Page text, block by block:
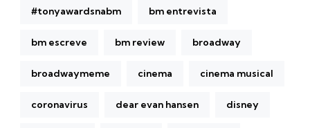
#tonyawardsnabm bm entrevista
bm escreve bm review broadway
broadwaymeme cinema cinema musical
coronavirus dear evan hansen disney